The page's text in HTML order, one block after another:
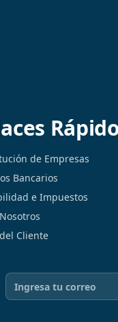
de Empresas
Bancarios
e Impuestos
Cliente